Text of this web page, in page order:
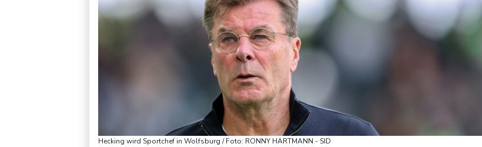
Hecking wird Sportchef in Wolfsburg / Foto: RONNY HARTMANN - SID